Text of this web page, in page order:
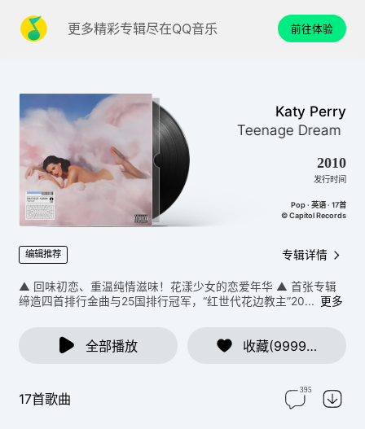
更多精彩专辑尽在QQ音乐 前往体验
Katy Perry
(Deluxe Edition)
Teenage Dream
2010
发行时间
Pop · 英语 · 17首
© Capitol Records
编辑推荐 专辑详情
▲ 回味初恋、重温纯情滋味！花漾少女的恋爱年华 ▲ 首张专辑
缔造四首排行金曲与25国排行冠军，“红世代花边教主”20... 更多
全部播放 收藏(9999+)
17首歌曲
395